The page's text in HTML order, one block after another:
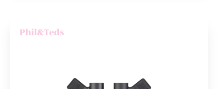
Phil&Teds